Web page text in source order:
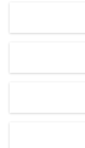
S
und den daraus
Maßnahmen
Rebe und der
Anhang